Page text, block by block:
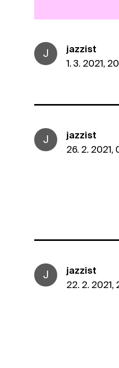
J
jazzist
1. 3. 2021,
J
jazzist
26. 2. 2021,
J
jazzist
22. 2. 2021,